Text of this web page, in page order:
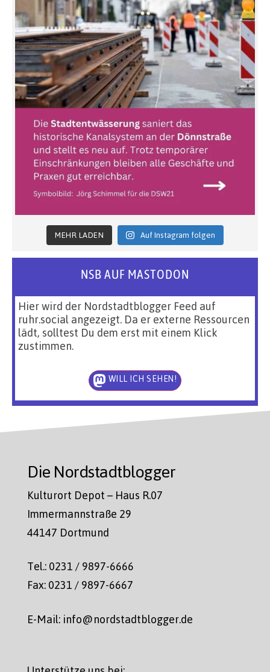
MEHR LADEN Auf Instagram folgen
NSB AUF MASTODON
Hier wird der Nordstadtblogger Feed auf
ruhr.social angezeigt. Da er externe Ressourcen
lädt, solltest Du dem erst mit einem Klick
zustimmen.
WILL ICH SEHEN!
Die Nordstadtblogger
Kulturort Depot – Haus R.07
Immermannstraße 29
44147 Dortmund
Tel.: 0231 / 9897-6666
Fax: 0231 / 9897-6667
E-Mail: info@nordstadtblogger.de